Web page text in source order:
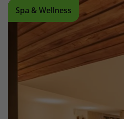
Spa & Wellness